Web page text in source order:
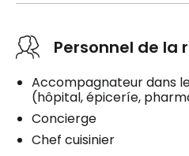
Personnel de la
Accompagnateur dans
(hôpital, épiceríe,
Concierge
Chef cuisinier